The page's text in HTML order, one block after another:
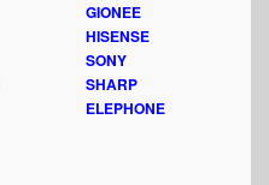
GIONEE
HISENSE
SONY
SHARP
ELEPHONE